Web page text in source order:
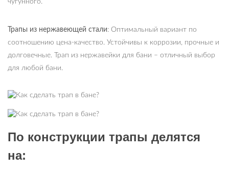
чугунного.
Трапы из нержавеющей стали: Оптимальный вариант по
соотношению цена-качество. Устойчивы к коррозии, прочные и
долговечные. Трап из нержавейки для бани – отличный выбор
для любой бани.
По конструкции трапы делятся
на: